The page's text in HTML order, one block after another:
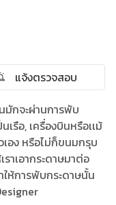
แจ้งตรวจสอบ
มักจะผ่านการพับ
เรือ, เครื่องบินหรือเเม้
อง หรือไม่ก็ขนมกรุบ
าเอากระดาษมาต่อ
ให้การพับกระดาษนั้น